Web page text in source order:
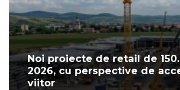
Noi proiecte de retail de
2026, cu perspective de
viitor